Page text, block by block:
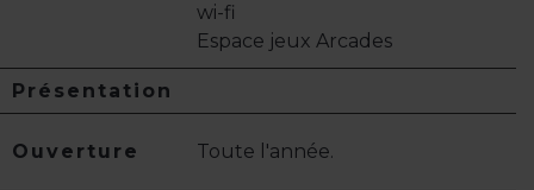
wi-fi
Espace jeux Arcades
Présentation
Ouverture Toute l'année.